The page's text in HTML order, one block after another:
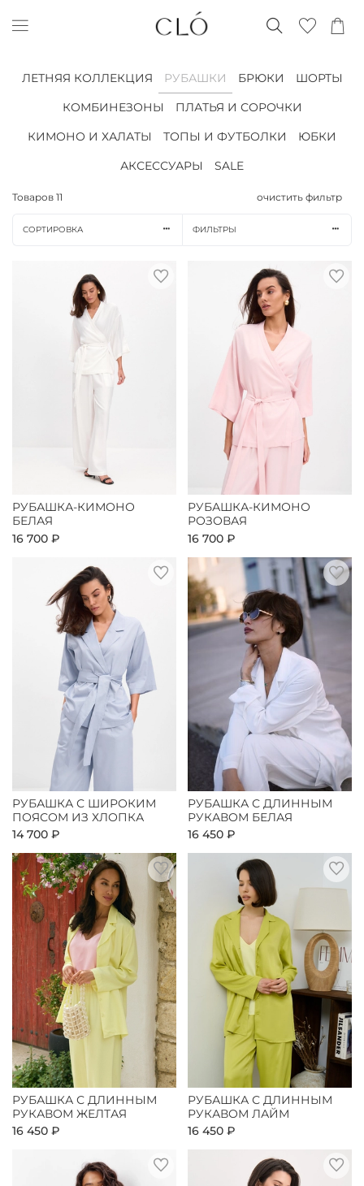
ЛЕТНЯЯ КОЛЛЕКЦИЯ РУБАШКИ БРЮКИ
ШОРТЫ
КОМБИНЕЗОНЫ
ПЛАТЬЯ И СОРОЧКИ
КИМОНО И ХАЛАТЫ
ТОПЫ И ФУТБОЛКИ
ЮБКИ
АКСЕССУАРЫ
SALE
Товаров 11 очистить фильтр
СОРТИРОВКА ФИЛЬТРЫ
РУБАШКА-КИМОНО
БЕЛАЯ
16 700 ₽
РУБАШКА-КИМОНО
РОЗОВАЯ
16 700 ₽
РУБАШКА С ШИРОКИМ
ПОЯСОМ ИЗ ХЛОПКА
14 700 ₽
РУБАШКА С ДЛИННЫМ
РУКАВОМ БЕЛАЯ
16 450 ₽
РУБАШКА С ДЛИННЫМ
РУКАВОМ ЖЕЛТАЯ
16 450 ₽
РУБАШКА С ДЛИННЫМ
РУКАВОМ ЛАЙМ
16 450 ₽